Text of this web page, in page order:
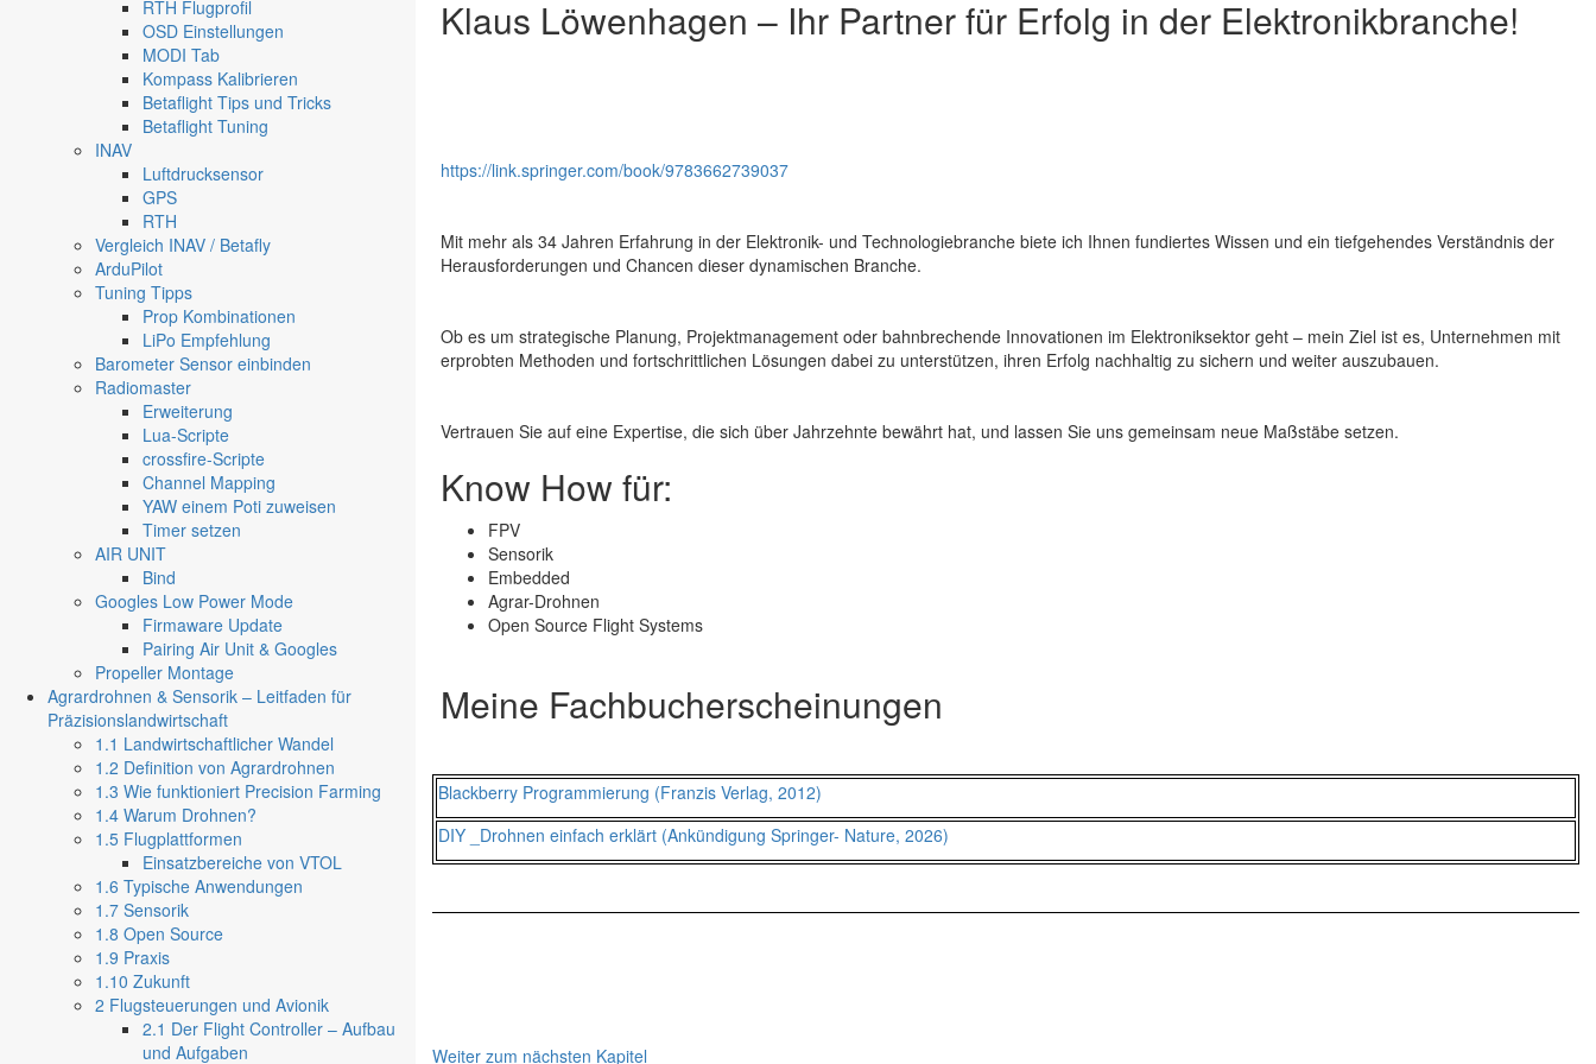
RTH Flugprofil
OSD Einstellungen
MODI Tab
Kompass Kalibrieren
Betaflight Tips und Tricks
Betaflight Tuning
INAV
Luftdrucksensor
GPS
RTH
Vergleich INAV / Betafly
ArduPilot
Tuning Tipps
Prop Kombinationen
LiPo Empfehlung
Barometer Sensor einbinden
Radiomaster
Erweiterung
Lua-Scripte
crossfire-Scripte
Channel Mapping
YAW einem Poti zuweisen
Timer setzen
AIR UNIT
Bind
Googles Low Power Mode
Firmaware Update
Pairing Air Unit & Googles
Propeller Montage
Agrardrohnen & Sensorik – Leitfaden für
Präzisionslandwirtschaft
1.1 Landwirtschaftlicher Wandel
1.2 Definition von Agrardrohnen
1.3 Wie funktioniert Precision Farming
1.4 Warum Drohnen?
1.5 Flugplattformen
Einsatzbereiche von VTOL
1.6 Typische Anwendungen
1.7 Sensorik
1.8 Open Source
1.9 Praxis
1.10 Zukunft
2 Flugsteuerungen und Avionik
2.1 Der Flight Controller – Aufbau
und Aufgaben
Klaus Löwenhagen – Ihr Partner für Erfolg in der Elektronikbranche!
https://link.springer.com/book/9783662739037
Mit mehr als 34 Jahren Erfahrung in der Elektronik- und Technologiebranche biete ich Ihnen fundiertes Wissen und ein tiefgehendes Verständnis der
Herausforderungen und Chancen dieser dynamischen Branche.
Ob es um strategische Planung, Projektmanagement oder bahnbrechende Innovationen im Elektroniksektor geht – mein Ziel ist es, Unternehmen mit
erprobten Methoden und fortschrittlichen Lösungen dabei zu unterstützen, ihren Erfolg nachhaltig zu sichern und weiter auszubauen.
Vertrauen Sie auf eine Expertise, die sich über Jahrzehnte bewährt hat, und lassen Sie uns gemeinsam neue Maßstäbe setzen.
Know How für:
FPV
Sensorik
Embedded
Agrar-Drohnen
Open Source Flight Systems
Meine Fachbucherscheinungen
Blackberry Programmierung (Franzis Verlag, 2012)
DIY _Drohnen einfach erklärt (Ankündigung Springer- Nature, 2026)
Weiter zum nächsten Kapitel